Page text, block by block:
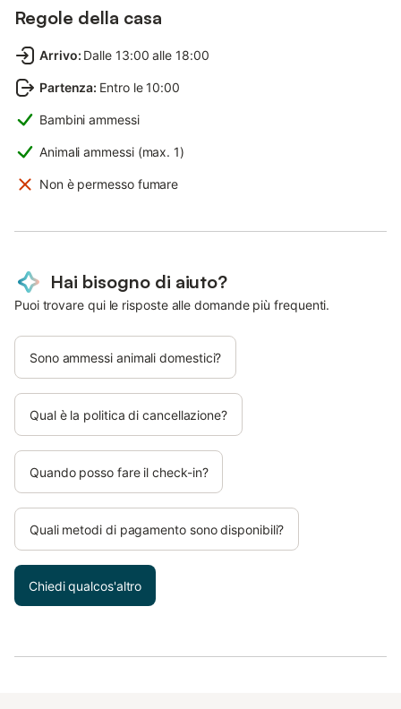
Regole della casa
Arrivo: Dalle 13:00 alle 18:00
Partenza: Entro le 10:00
Bambini ammessi
Animali ammessi (max. 1)
Non è permesso fumare
Hai bisogno di aiuto?
Puoi trovare qui le risposte alle domande più frequenti.
Sono ammessi animali domestici?
Qual è la politica di cancellazione?
Quando posso fare il check-in?
Quali metodi di pagamento sono disponibili?
Chiedi qualcos'altro